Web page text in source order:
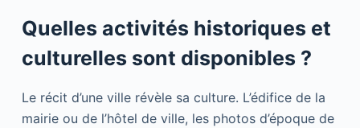
Quelles activités historiques et
culturelles sont disponibles ?
Le récit d’une ville révèle sa culture. L’édifice de la
mairie ou de l’hôtel de ville, les photos d’époque de